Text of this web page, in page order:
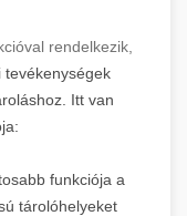
rendelkezik,
Itt van
funkciója a
tárolóhelyeket